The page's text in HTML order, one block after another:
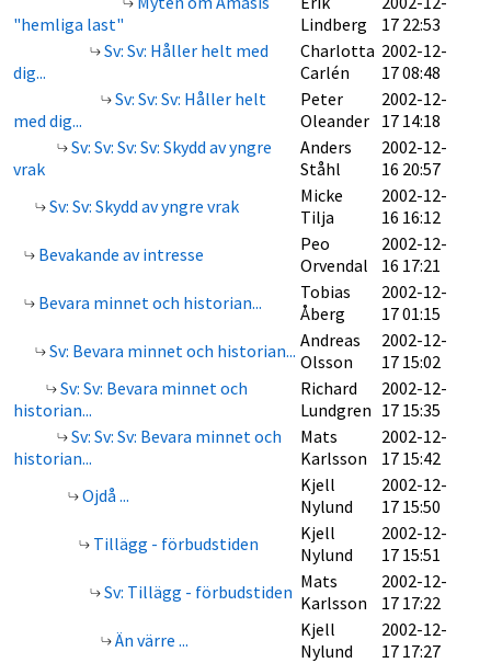
"hemliga last"
Lindberg
17 22:53
Sv: Sv: Håller helt med
dig...
Charlotta
Carlén
2002-12-
17 08:48
Sv: Sv: Sv: Håller helt
med dig...
Peter
Oleander
2002-12-
17 14:18
Sv: Sv: Sv: Sv: Skydd av yngre
vrak
Anders
Ståhl
2002-12-
16 20:57
Sv: Sv: Skydd av yngre vrak
Micke
Tilja
2002-12-
16 16:12
Bevakande av intresse
Peo
Orvendal
2002-12-
16 17:21
Bevara minnet och historian...
Tobias
Åberg
2002-12-
17 01:15
Sv: Bevara minnet och historian... Andreas
Olsson
2002-12-
17 15:02
Sv: Sv: Bevara minnet och
historian...
Richard
Lundgren
2002-12-
17 15:35
Sv: Sv: Sv: Bevara minnet och
historian...
Mats
Karlsson
2002-12-
17 15:42
Ojdå ...
Kjell
Nylund
2002-12-
17 15:50
Tillägg - förbudstiden
Kjell
Nylund
2002-12-
17 15:51
Sv: Tillägg - förbudstiden Mats
Karlsson
2002-12-
17 17:22
Än värre ...
Kjell
Nylund
2002-12-
17 17:27